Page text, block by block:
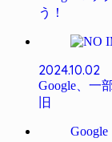
う！
2024.10.02
Google、一
旧
Google